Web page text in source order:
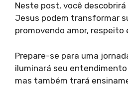
Neste post, você
Jesus podem transformar
promovendo amor, respeito
Prepare-se para uma
iluminará seu
mas também trará